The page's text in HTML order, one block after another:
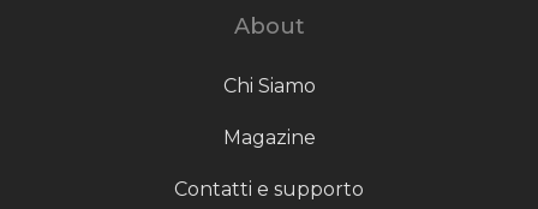
About
Chi Siamo
Magazine
Contatti e supporto